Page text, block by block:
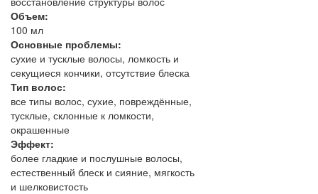
Объем:
100 мл
Основные проблемы:
сухие и тусклые волосы, ломкость и
секущиеся кончики, отсутствие блеска
Тип волос:
все типы волос, сухие, повреждённые,
тусклые, склонные к ломкости,
окрашенные
Эффект:
более гладкие и послушные волосы,
естественный блеск и сияние, мягкость
и шелковистость